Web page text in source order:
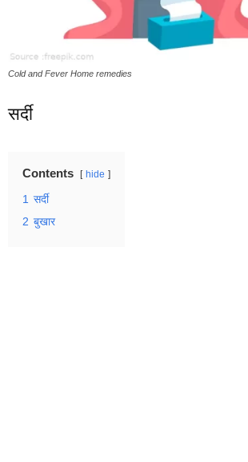
Cold and Fever Home remedies
सर्दी
Contents hide
1 सर्दी
2 बुखार